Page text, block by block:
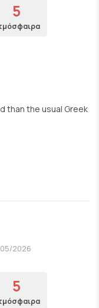
5
than the usual Greek
2026
5